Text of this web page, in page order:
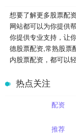
想要了解更多股票配
网站都可以为你提供
你提供专业支持，让
德股票配资,常熟股票
内股票配资，都可以
热点关注
配资
推荐